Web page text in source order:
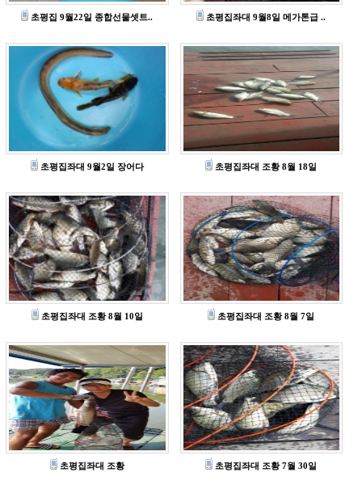
초평집 9월22일 종합선물셋트.. 초평집좌대 9월8일 메가톤급 ..
초평집좌대 9월2일 장어다 초평집좌대 조황 8월 18일
초평집좌대 조황 8월 10일 초평집좌대 조황 8월 7일
초평집좌대 조황 초평집좌대 조황 7월 30일